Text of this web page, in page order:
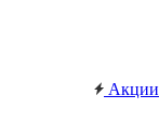
Акции